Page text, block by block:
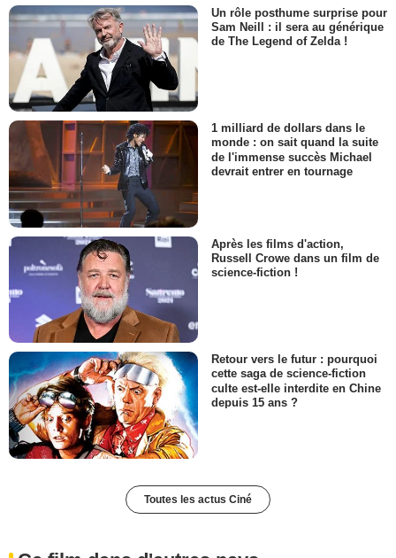
Un rôle posthume surprise pour
Sam Neill : il sera au générique
de The Legend of Zelda !
1 milliard de dollars dans le
monde : on sait quand la suite
de l'immense succès Michael
devrait entrer en tournage
Après les films d'action,
Russell Crowe dans un film de
science-fiction !
Retour vers le futur : pourquoi
cette saga de science-fiction
culte est-elle interdite en Chine
depuis 15 ans ?
Toutes les actus Ciné